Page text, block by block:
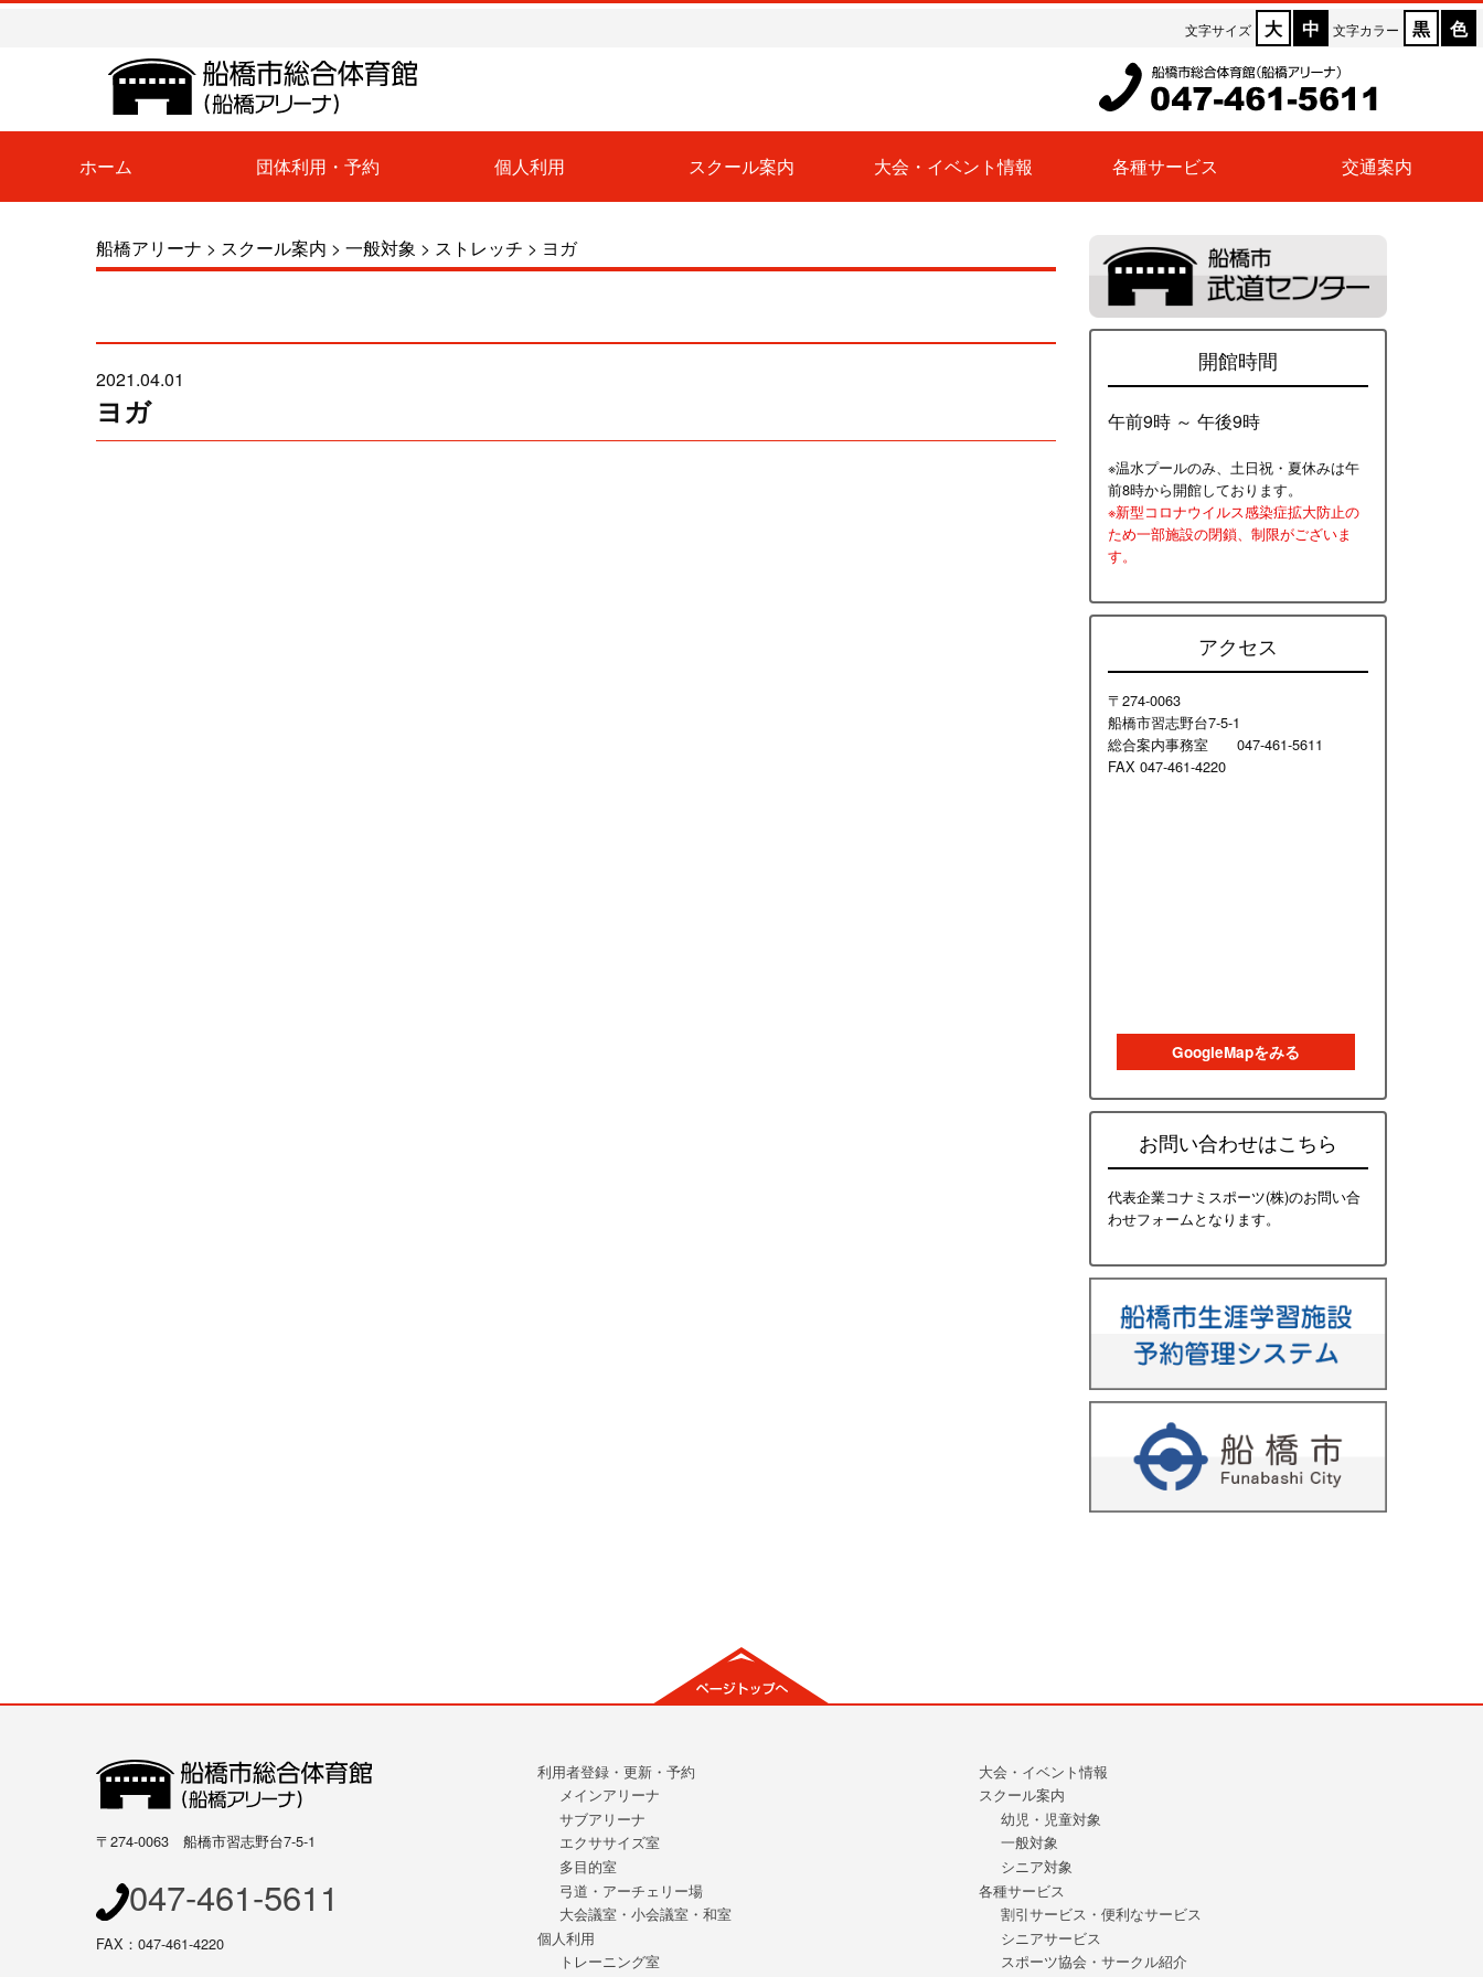
文字サイズ 大 中 文字カラー 黒 色
ホーム 団体利用・予約 個人利用 スクール案内 大会・イベント情報 各種サービス 交通案内
船橋アリーナ > スクール案内 > 一般対象 > ストレッチ > ヨガ
2021.04.01
ヨガ
開館時間
午前9時 ～ 午後9時
※温水プールのみ、土日祝・夏休みは午
前8時から開館しております。
※新型コロナウイルス感染症拡大防止の
ため一部施設の閉鎖、制限がございま
す。
アクセス
〒274-0063
船橋市習志野台7-5-1
総合案内事務室 047-461-5611
FAX 047-461-4220
GoogleMapをみる
お問い合わせはこちら
代表企業コナミスポーツ(株)のお問い合
わせフォームとなります。
〒274-0063 船橋市習志野台7-5-1
047-461-5611
FAX：047-461-4220
利用者登録・更新・予約
メインアリーナ
サブアリーナ
エクササイズ室
多目的室
弓道・アーチェリー場
大会議室・小会議室・和室
個人利用
トレーニング室
大会・イベント情報
スクール案内
幼児・児童対象
一般対象
シニア対象
各種サービス
割引サービス・便利なサービス
シニアサービス
スポーツ協会・サークル紹介